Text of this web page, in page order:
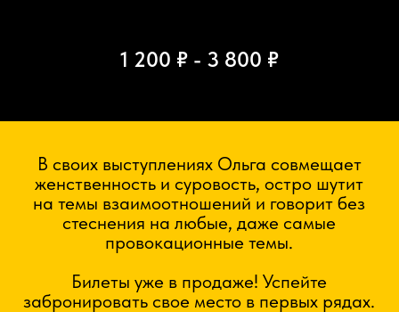
1 200 ₽ - 3 800 ₽
В своих выступлениях Ольга совмещает
женственность и суровость, остро шутит
на темы взаимоотношений и говорит без
стеснения на любые, даже самые
провокационные темы.
Билеты уже в продаже! Успейте
забронировать свое место в первых рядах.